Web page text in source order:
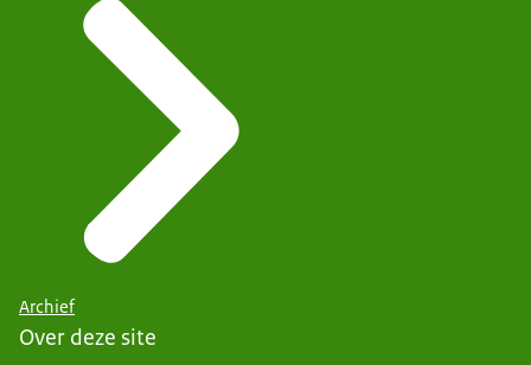
Archief
Over deze site